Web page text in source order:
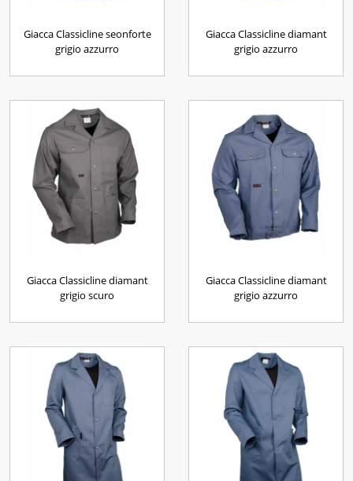
Giacca Classicline seonforte
grigio azzurro
Giacca Classicline diamant
grigio azzurro
Giacca Classicline diamant
grigio scuro
Giacca Classicline diamant
grigio azzurro